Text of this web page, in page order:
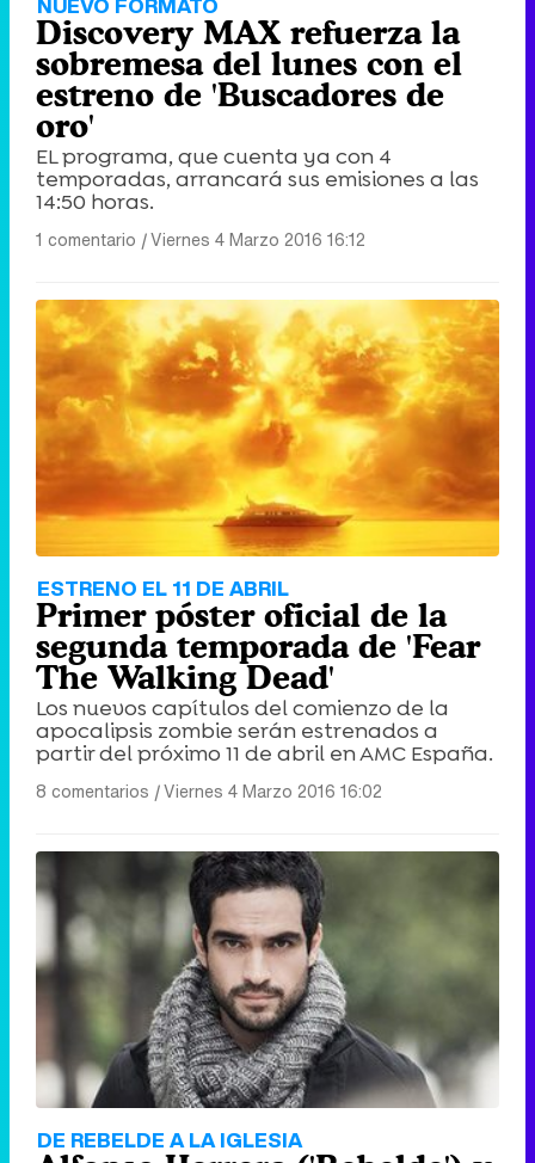
Discovery MAX refuerza la
sobremesa del lunes con el
estreno de 'Buscadores de
oro'
EL programa, que cuenta ya con 4
temporadas, arrancará sus emisiones a las
14:50 horas.
1 comentario |Viernes 4 Marzo 2016 16:12
ESTRENO EL 11 DE ABRIL
Primer póster oficial de la
segunda temporada de 'Fear
The Walking Dead'
Los nuevos capítulos del comienzo de la
apocalipsis zombie serán estrenados a
partir del próximo 11 de abril en AMC España.
8 comentarios |Viernes 4 Marzo 2016 16:02
DE REBELDE A LA IGLESIA